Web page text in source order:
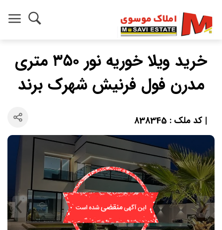
خرید ویلا خوریه نور ۳۵۰ متری
مدرن فول فرنیش شهرک برند
| کد ملک : 838345